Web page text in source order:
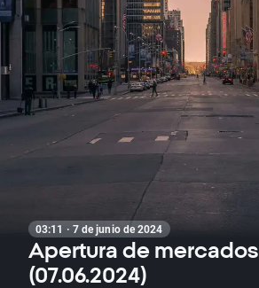
03:11 · 7 de junio de 2024
Apertura de mercados
(07.06.2024)